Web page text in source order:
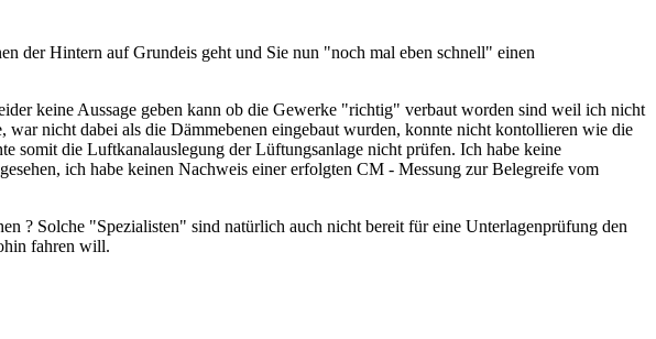
der Hintern auf Grundeis geht und Sie nun "noch mal eben schnell" einen
keine Aussage geben kann ob die Gewerke "richtig" verbaut worden sind weil ich nicht
nicht dabei als die Dämmebenen eingebaut wurden, konnte nicht kontollieren wie die
somit die Luftkanalauslegung der Lüftungsanlage nicht prüfen. Ich habe keine
ich habe keinen Nachweis einer erfolgten CM - Messung zur Belegreife vom
? Solche "Spezialisten" sind natürlich auch nicht bereit für eine Unterlagenprüfung den
fahren will.